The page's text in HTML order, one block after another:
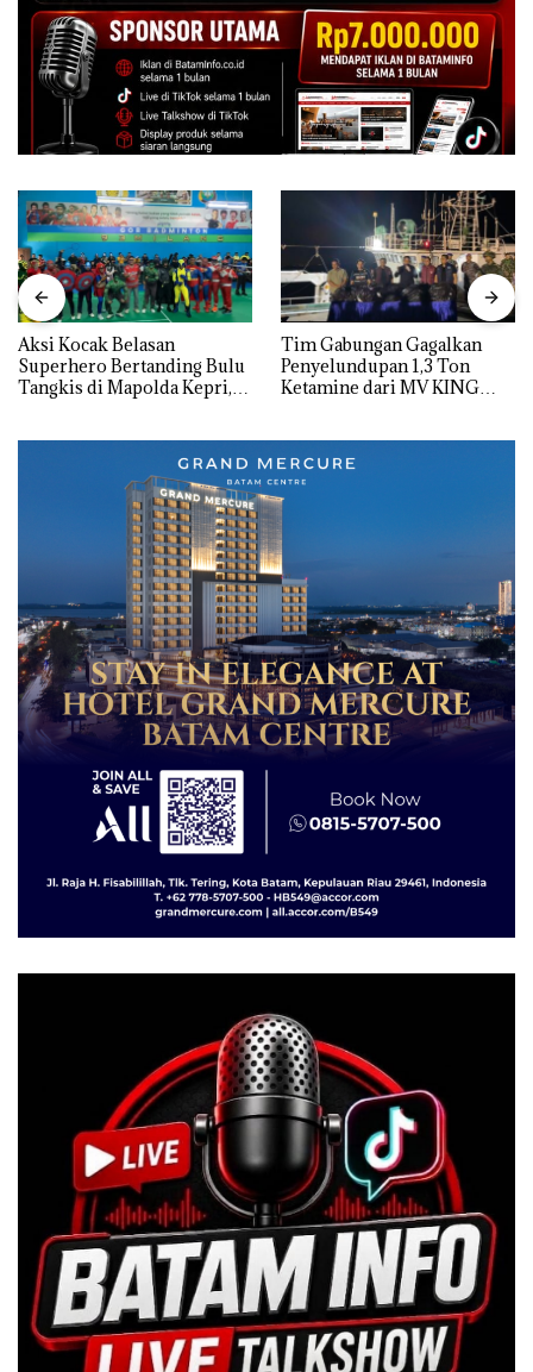
Aksi Kocak Belasan
Superhero Bertanding Bulu
Tangkis di Mapolda Kepri,
Tim Gabungan Gagalkan
Penyelundupan 1,3 Ton
Ketamine dari MV KING